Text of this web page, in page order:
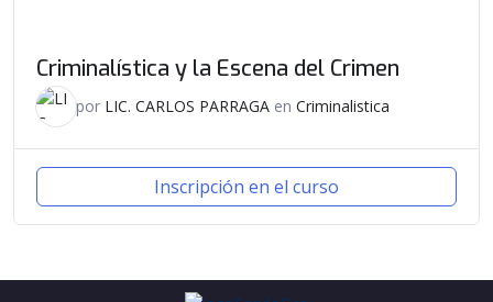
Criminalística y la Escena del Crimen
por LIC. CARLOS PARRAGA en Criminalistica
Inscripción en el curso